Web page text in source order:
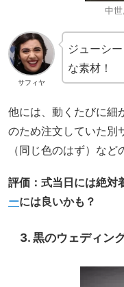
中
サフィヤ
ジューシ
な素材！
他には、動くたびに細
のため注文していた別
（同じ色のはず）など
評価：式当日には絶対
ーには良いかも？
3. 黒のウェディン